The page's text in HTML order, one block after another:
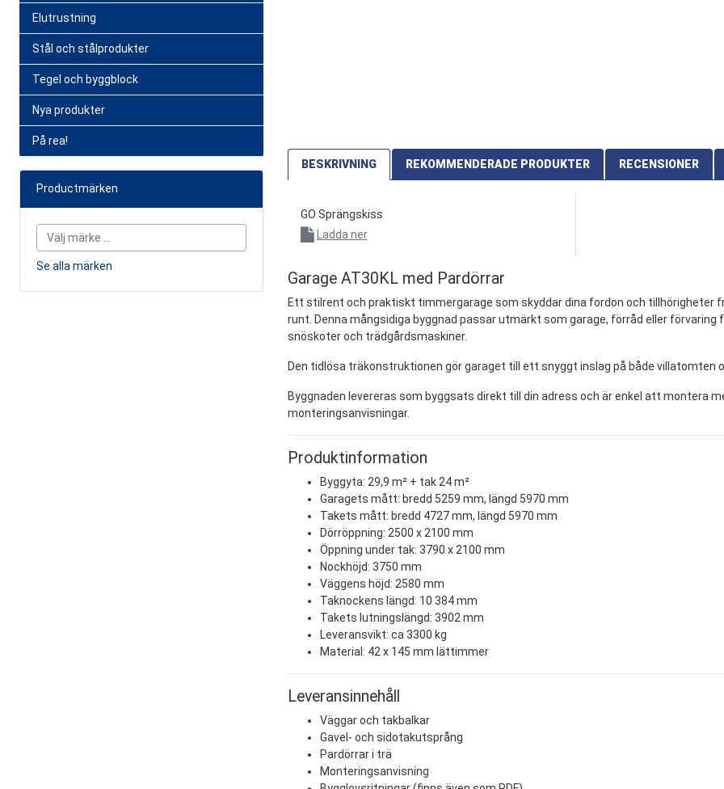
Elutrustning
Stål och stålprodukter
Tegel och byggblock
Nya produkter
På rea!
Productmärken
Se alla märken
BESKRIVNING REKOMMENDERADE PRODUKTER RECENSIONER
GO Sprängskiss
Ladda ner
Garage AT30KL med Pardörrar
Ett stilrent och praktiskt timmergarage som skyddar dina fordon och tillhörigheter
runt. Denna mångsidiga byggnad passar utmärkt som garage, förråd eller förvaring
snöskoter och trädgårdsmaskiner.
Den tidlösa träkonstruktionen gör garaget till ett snyggt inslag på både villatomten
Byggnaden levereras som byggsats direkt till din adress och är enkel att montera
monteringsanvisningar.
Produktinformation
Byggyta: 29,9 m² + tak 24 m²
Garagets mått: bredd 5259 mm, längd 5970 mm
Takets mått: bredd 4727 mm, längd 5970 mm
Dörröppning: 2500 x 2100 mm
Öppning under tak: 3790 x 2100 mm
Nockhöjd: 3750 mm
Väggens höjd: 2580 mm
Taknockens längd: 10 384 mm
Takets lutningslängd: 3902 mm
Leveransvikt: ca 3300 kg
Material: 42 x 145 mm lättimmer
Leveransinnehåll
Väggar och takbalkar
Gavel- och sidotakutsprång
Pardörrar i trä
Monteringsanvisning